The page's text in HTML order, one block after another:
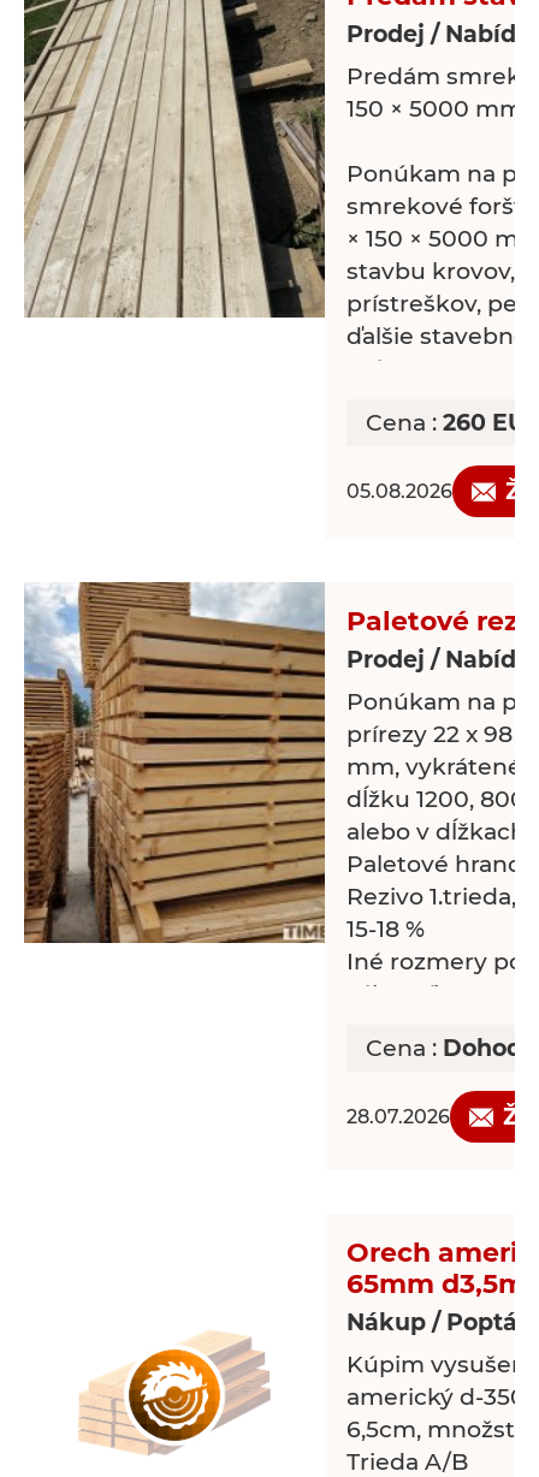
Prodej /
Predám
150 × 5000 mm
Ponúkam na
smrekové
× 150 × 5000
stavbu krovov,
prístreškov,
ďalšie stavebné
práce.
* Rozmer: 55 ×
* Materiál:
* Kvalitné a
Cena : 260
05.08.2026
Paletové
Prodej /
Ponúkam na
prírezy 22 x 98 /
mm, vykrátené
dĺžku 1200, 800,
alebo v dĺžkach
Paletové
Rezivo 1.trieda,
15-18 %
Iné rozmery
zákazníka.
Cena :
28.07.2026
Orech
65mm d3,5m
Nákup /
Kúpim
americký d-
6,5cm,
Trieda A/B